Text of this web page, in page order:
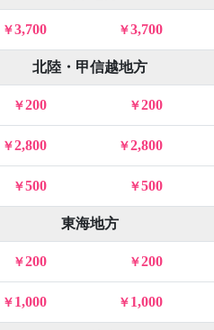
3,700 3,700
北陸・甲信越地方
200 200
2,800 2,800
500 500
東海地方
200 200
1,000 1,000